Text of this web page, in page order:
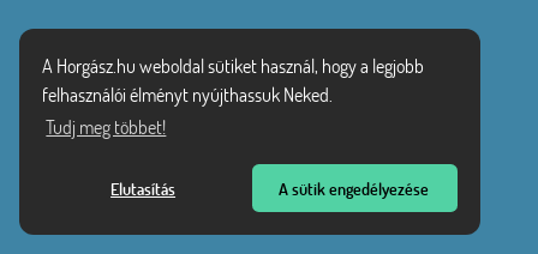
A Horgász.hu weboldal sütiket használ, hogy a legjobb
felhasználói élményt nyújthassuk Neked.
Tudj meg többet!
Elutasítás A sütik engedélyezése